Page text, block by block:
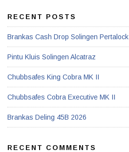
RECENT POSTS
Brankas Cash Drop Solingen Pertalock
Pintu Kluis Solingen Alcatraz
Chubbsafes King Cobra MK II
Chubbsafes Cobra Executive MK II
Brankas Deling 45B 2026
RECENT COMMENTS